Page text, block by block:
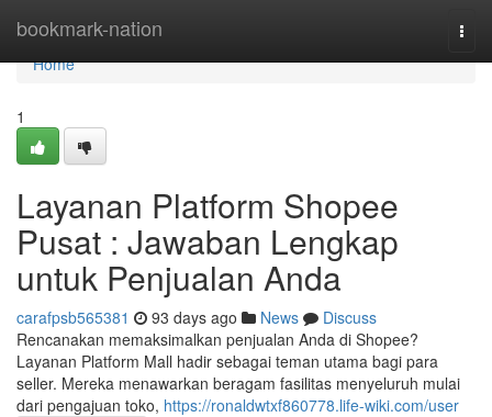
bookmark-nation
Home
Home
1
Layanan Platform Shopee
Pusat : Jawaban Lengkap
untuk Penjualan Anda
carafpsb565381 93 days ago News
Discuss
Rencanakan memaksimalkan penjualan Anda di Shopee?
Layanan Platform Mall hadir sebagai teman utama bagi para
seller. Mereka menawarkan beragam fasilitas menyeluruh mulai
dari pengajuan toko, https://ronaldwtxf860778.life-wiki.com/user